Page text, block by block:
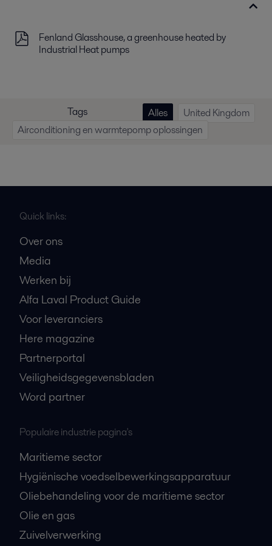
Fenland Glasshouse, a greenhouse heated by
Industrial Heat pumps
Tags Alles
United Kingdom
Airconditioning en warmtepomp oplossingen
Quick links:
Over ons
Media
Werken bij
Alfa Laval Product Guide
Voor leveranciers
Here magazine
Partnerportal
Veiligheidsgegevensbladen
Word partner
Populaire industrie pagina's
Maritieme sector
Hygiënische voedselbewerkingsapparatuur
Oliebehandeling voor de maritieme sector
Olie en gas
Zuivelverwerking